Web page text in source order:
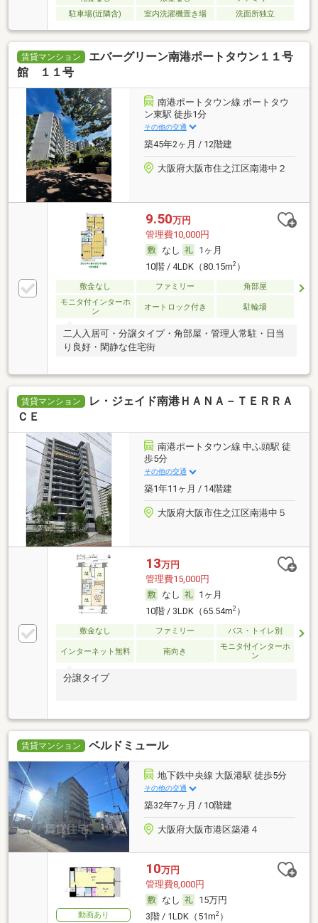
駐車場(近隣含)
室内洗濯機置き場 洗面所独立
賃貸マンション
エバーグリーン南港ポートタウン１１号
館 １１号
南港ポートタウン線 ポートタウ
ン東駅 徒歩1分
その他の交通
築45年2ヶ月 / 12階建
大阪府大阪市住之江区南港中２
9.50万円
管理費10,000円
なし
1ヶ月
10階 / 4LDK（80.15m2）
敷金なし ファミリー
角部屋
モニタ付インターホ
ン
オートロック付き 駐輪場
二人入居可・分譲タイプ・角部屋・管理人常駐・日当
り良好・閑静な住宅街
賃貸マンション
レ・ジェイド南港ＨＡＮＡ－ＴＥＲＲＡ
ＣＥ
南港ポートタウン線 中ふ頭駅 徒
歩5分
その他の交通
築1年11ヶ月 / 14階建
大阪府大阪市住之江区南港中５
13万円
管理費15,000円
なし
1ヶ月
10階 / 3LDK（65.54m2）
敷金なし ファミリー バス・トイレ別
インターネット無料 南向き
モニタ付インターホ
ン
分譲タイプ
賃貸マンション ベルドミュール
地下鉄中央線 大阪港駅 徒歩5分
その他の交通
築32年7ヶ月 / 10階建
大阪府大阪市港区築港４
動画あり
10万円
管理費8,000円
なし
15万円
3階 / 1LDK（51m2）